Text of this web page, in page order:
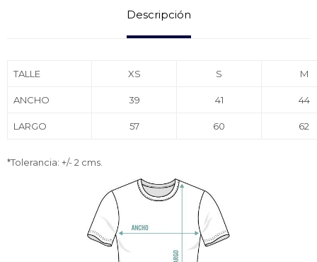
Descripción
TALLE XS S M
ANCHO 39 41 44
LARGO 57 60 62
*Tolerancia: +/- 2 cms.